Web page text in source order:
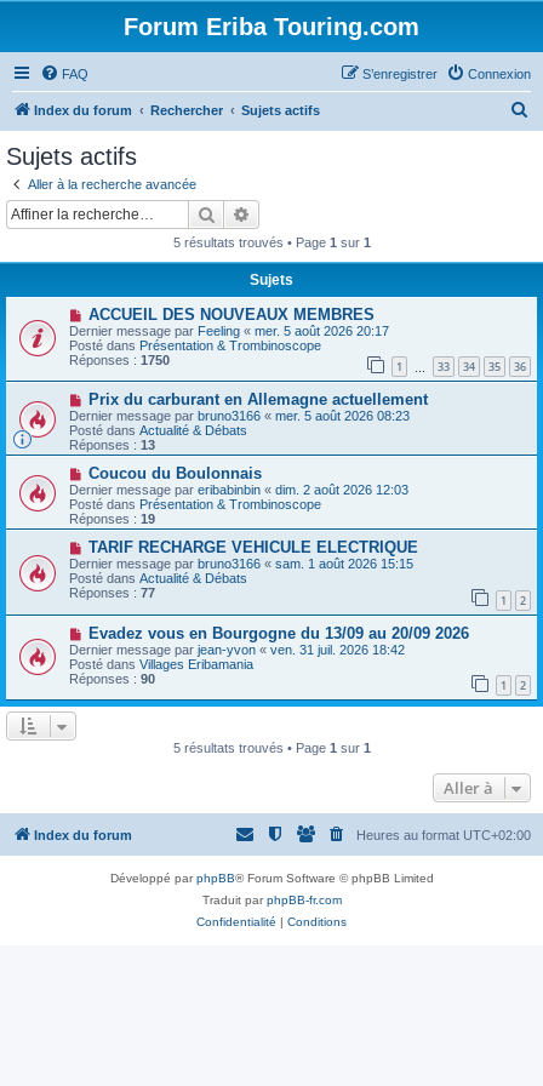
Forum Eriba Touring.com
FAQ Connexion
S’enregistrer
Index du forum Rechercher Sujets actifs
Sujets actifs
Aller à la recherche avancée
Rechercher
5 résultats trouvés • Page 1 sur 1
Sujets
N
o
u
v
e
a
m
e
s
s
a
g
e
ACCUEIL DES NOUVEAUX MEMBRES
Dernier message par Feeling « mer. 5 août 2026 20:17
Posté dans Présentation & Trombinoscope
Réponses : 1750 1 33 34 35 36
N
o
u
v
e
a
m
e
s
s
g
e
Prix ​​du carburant en Allemagne actuellement
Dernier message par bruno3166 « mer. 5 août 2026 08:23
Posté dans Actualité & Débats
Réponses : 13
N
o
u
v
e
a
m
e
s
s
a
g
e
Coucou du Boulonnais
Dernier message par eribabinbin « dim. 2 août 2026 12:03
Posté dans Présentation & Trombinoscope
Réponses : 19
N
o
u
v
e
a
u
m
e
s
s
a
TARIF RECHARGE VEHICULE ELECTRIQUE
Dernier message par bruno3166 « sam. 1 août 2026 15:15
Posté dans Actualité & Débats
Réponses : 77 1 2
N
o
u
v
e
a
Evadez vous en Bourgogne du 13/09 au 20/09 2026
Dernier message par jean-yvon « ven. 31 juil. 2026 18:42
Posté dans Villages Eribamania
Réponses : 90 1 2
5 résultats trouvés • Page 1sur 1
Aller à
Index du forum Heures au format UTC+02:00
Développé parphpBB® Forum Software © phpBB Limited
Traduit parphpBB-fr.com
Confidentialité
Conditions